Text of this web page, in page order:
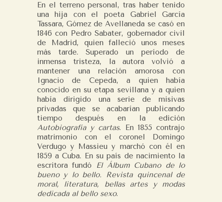
En el terreno personal, tras haber tenido
una hija con el poeta Gabriel García
Tassara, Gómez de Avellaneda se casó en
1846 con Pedro Sabater, gobernador civil
de Madrid, quien falleció unos meses
más tarde. Superado un período de
inmensa tristeza, la autora volvió a
mantener una relación amorosa con
Ignacio de Cepeda, a quien había
conocido en su etapa sevillana y a quien
había dirigido una serie de misivas
privadas que se acabarían publicando
tiempo después en la edición
Autobiografía y cartas. En 1855 contrajo
matrimonio con el coronel Domingo
Verdugo y Massieu y marchó con él en
1859 a Cuba. En su país de nacimiento la
escritora fundó
El Álbum Cubano de lo
bueno y lo bello. Revista quincenal de
moral, literatura, bellas artes y modas
dedicada al bello sexo.